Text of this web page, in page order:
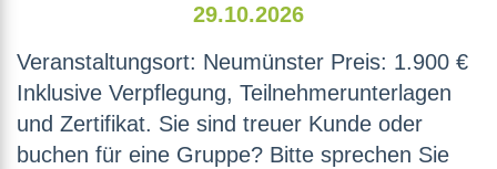
29.10.2026
Veranstaltungsort: Neumünster Preis: 1.900 €
Inklusive Verpflegung, Teilnehmerunterlagen
und Zertifikat. Sie sind treuer Kunde oder
buchen für eine Gruppe? Bitte sprechen Sie